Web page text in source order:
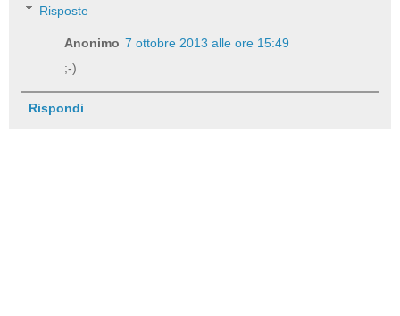
Risposte
Anonimo 7 ottobre 2013 alle ore 15:49
;-)
Rispondi